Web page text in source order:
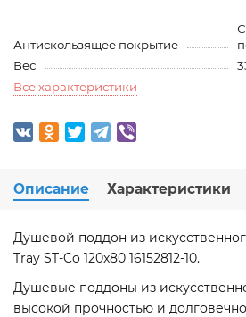
Антискользящее покрытие
Вес
Все характеристики
Описание Характеристики
Душевой поддон из
Tray ST-Co 120x80 16152812-10.
Душевые поддоны из
высокой прочностью и